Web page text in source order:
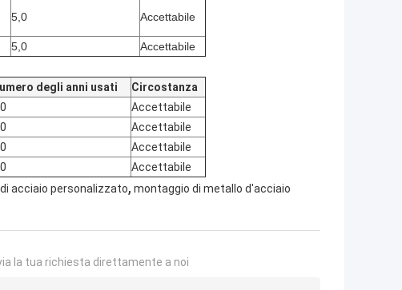
5,0 Accettabile
5,0
Accettabile
degli anni usati
Circostanza
Accettabile
Accettabile
Accettabile
Accettabile
acciaio personalizzato, montaggio di metallo d'acciaio
la tua richiesta direttamente a noi